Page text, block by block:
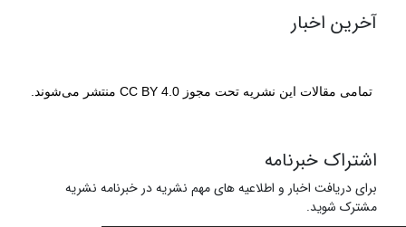
آخرین اخبار
تمامی مقالات این نشریه تحت مجوز CC BY 4.0 منتشر می‌شوند.
اشتراک خبرنامه
برای دریافت اخبار و اطلاعیه های مهم نشریه در خبرنامه نشریه
مشترک شوید.